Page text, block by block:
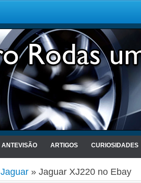
ANTEVISÃO ARTIGOS CURIOSIDADES
Jaguar » Jaguar XJ220 no Ebay